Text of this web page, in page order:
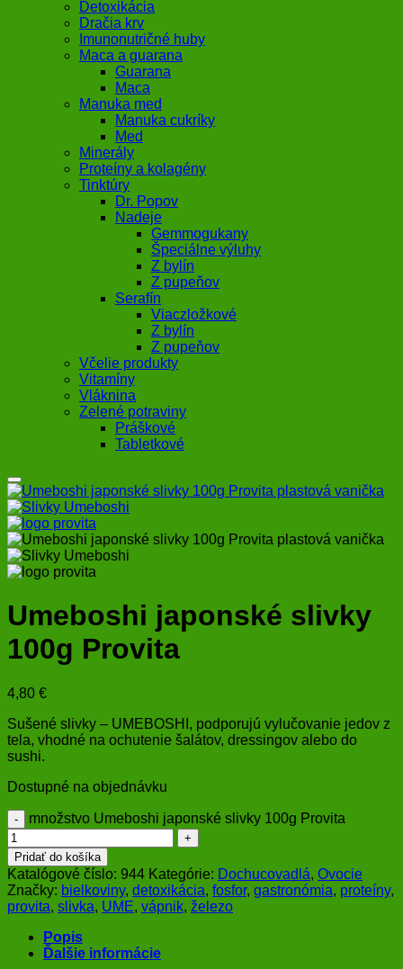
Detoxikácia
Dračia krv
Imunonutričné huby
Maca a guarana
Guarana
Maca
Manuka med
Manuka cukríky
Med
Minerály
Proteíny a kolagény
Tinktúry
Dr. Popov
Nadeje
Gemmogukany
Špeciálne výluhy
Z bylín
Z pupeňov
Serafín
Viaczložkové
Z bylín
Z pupeňov
Včelie produkty
Vitamíny
Vláknina
Zelené potraviny
Práškové
Tabletkové
Umeboshi japonské slivky
100g Provita
4,80 €
Sušené slivky – UMEBOSHI, podporujú vylučovanie jedov z
tela, vhodné na ochutenie šalátov, dressingov alebo do
sushi.
Dostupné na objednávku
množstvo Umeboshi japonské slivky 100g Provita
Pridať do košíka
Katalógové číslo: 944 Kategórie: Dochucovadlá, Ovocie
Značky: bielkoviny, detoxikácia, fosfor, gastronómia, proteíny,
provita, slivka, UME, vápnik, železo
Popis
Ďalšie informácie